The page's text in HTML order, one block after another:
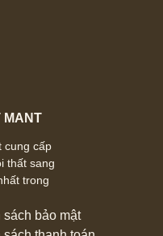
MANT
cung cấp
thất sang
trong
sách bảo mật